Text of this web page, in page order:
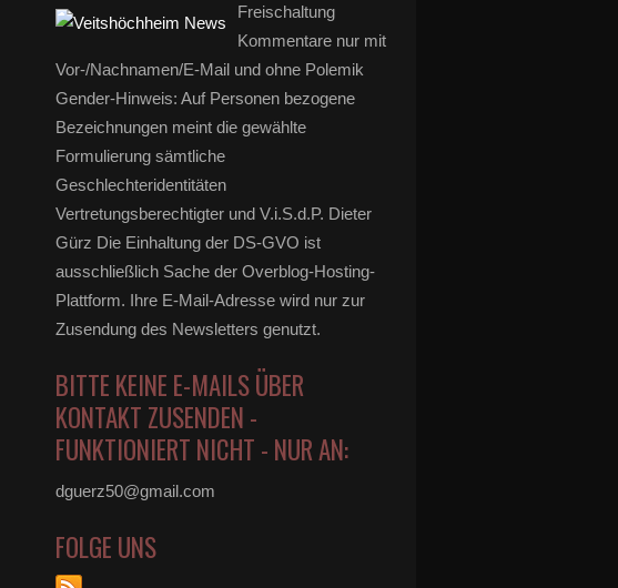
Freischaltung
Kommentare nur mit
Vor-/Nachnamen/E-Mail und ohne Polemik
Gender-Hinweis: Auf Personen bezogene
Bezeichnungen meint die gewählte
Formulierung sämtliche
Geschlechteridentitäten
Vertretungsberechtigter und V.i.S.d.P. Dieter
Gürz Die Einhaltung der DS-GVO ist
ausschließlich Sache der Overblog-Hosting-
Plattform. Ihre E-Mail-Adresse wird nur zur
Zusendung des Newsletters genutzt.
BITTE KEINE E-MAILS ÜBER
KONTAKT ZUSENDEN -
FUNKTIONIERT NICHT - NUR AN:
dguerz50@gmail.com
FOLGE UNS